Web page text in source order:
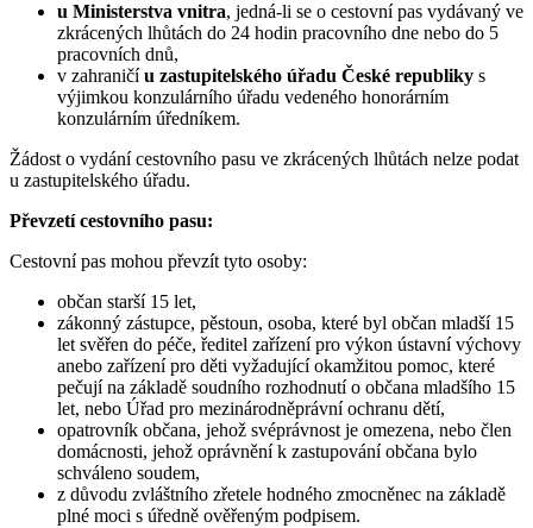
u Ministerstva vnitra, jedná-li se o cestovní pas vydávaný ve
zkrácených lhůtách do 24 hodin pracovního dne nebo do 5
pracovních dnů,
v zahraničíu zastupitelského úřadu České republiky s
výjimkou konzulárního úřadu vedeného honorárním
konzulárním úředníkem.
Žádost o vydání cestovního pasu ve zkrácených lhůtách nelze podat
u zastupitelského úřadu.
Převzetí cestovního pasu:
Cestovní pas mohou převzít tyto osoby:
občan starší 15 let,
zákonný zástupce, pěstoun, osoba, které byl občan mladší 15
let svěřen do péče, ředitel zařízení pro výkon ústavní výchovy
anebo zařízení pro děti vyžadující okamžitou pomoc, které
pečují na základě soudního rozhodnutí o občana mladšího 15
let, nebo Úřad pro mezinárodněprávní ochranu dětí,
opatrovník občana, jehož svéprávnost je omezena, nebo člen
domácnosti, jehož oprávnění k zastupování občana bylo
schváleno soudem,
z důvodu zvláštního zřetele hodného zmocněnec na základě
plné moci s úředně ověřeným podpisem.